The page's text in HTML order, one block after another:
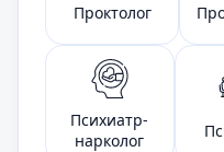
Проктолог
Психиатр-
нарколог